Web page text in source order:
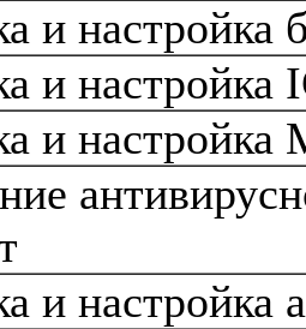
и настройка
и настройка
и настройка
и